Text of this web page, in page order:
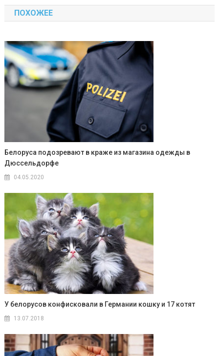
записям
ПОХОЖЕЕ
Белоруса подозревают в краже из магазина одежды в
Дюссельдорфе
04.05.2020
У белорусов конфисковали в Германии кошку и 17 котят
13.07.2018